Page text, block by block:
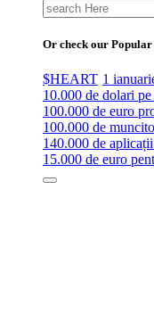
Search
for:
Or check our Popular
$HEART 1
10.000 de dolari
100.000 de euro
100.000 de
140.000 de
15.000 de euro